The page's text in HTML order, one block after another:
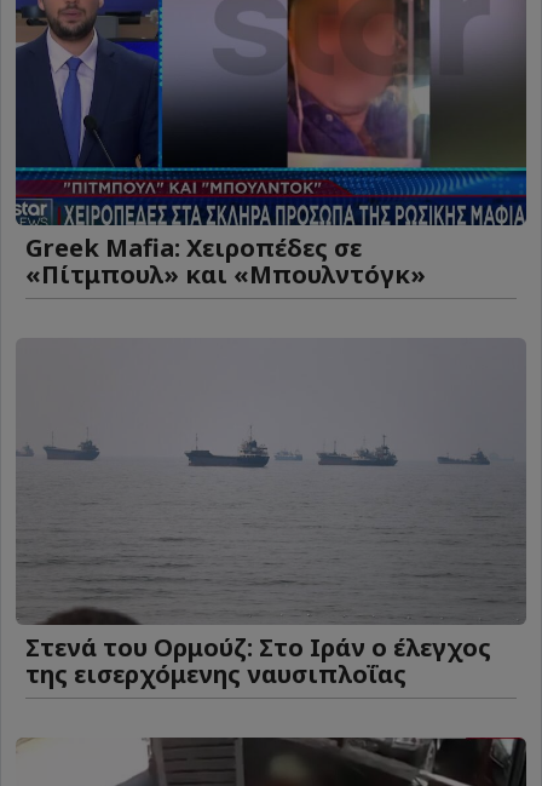
Greek Mafia: Χειροπέδες σε
«Πίτμπουλ» και «Μπουλντόγκ»
Στενά του Ορμούζ: Στο Ιράν ο έλεγχος
της εισερχόμενης ναυσιπλοΐας